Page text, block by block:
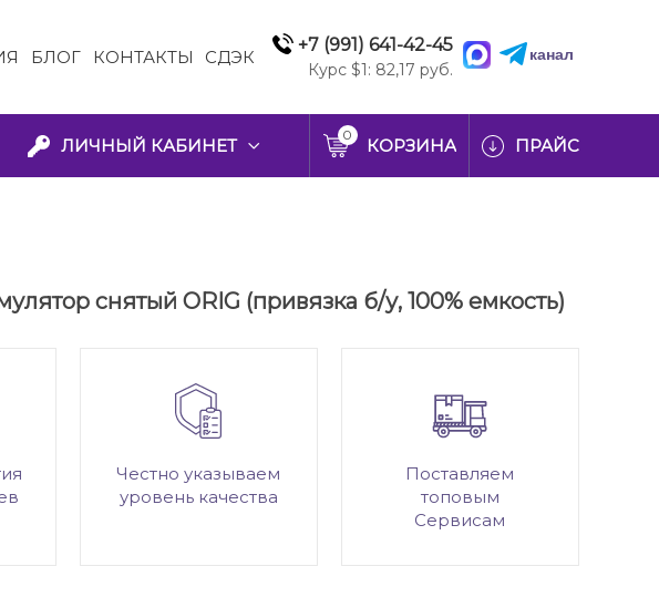
БЛОГ КОНТАКТЫ СДЭК
+7 (991) 641-42-45
Курс $1: 82,17 руб.
канал
ЛИЧНЫЙ КАБИНЕТ
0
КОРЗИНА ПРАЙС
снятый ORIG (привязка б/у, 100% емкость)
Честно указываем
уровень качества
Поставляем
топовым
Сервисам